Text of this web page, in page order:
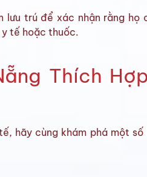
lưu trú để xác nhận rằng họ
tế hoặc thuốc.
Thích
hãy cùng khám phá một